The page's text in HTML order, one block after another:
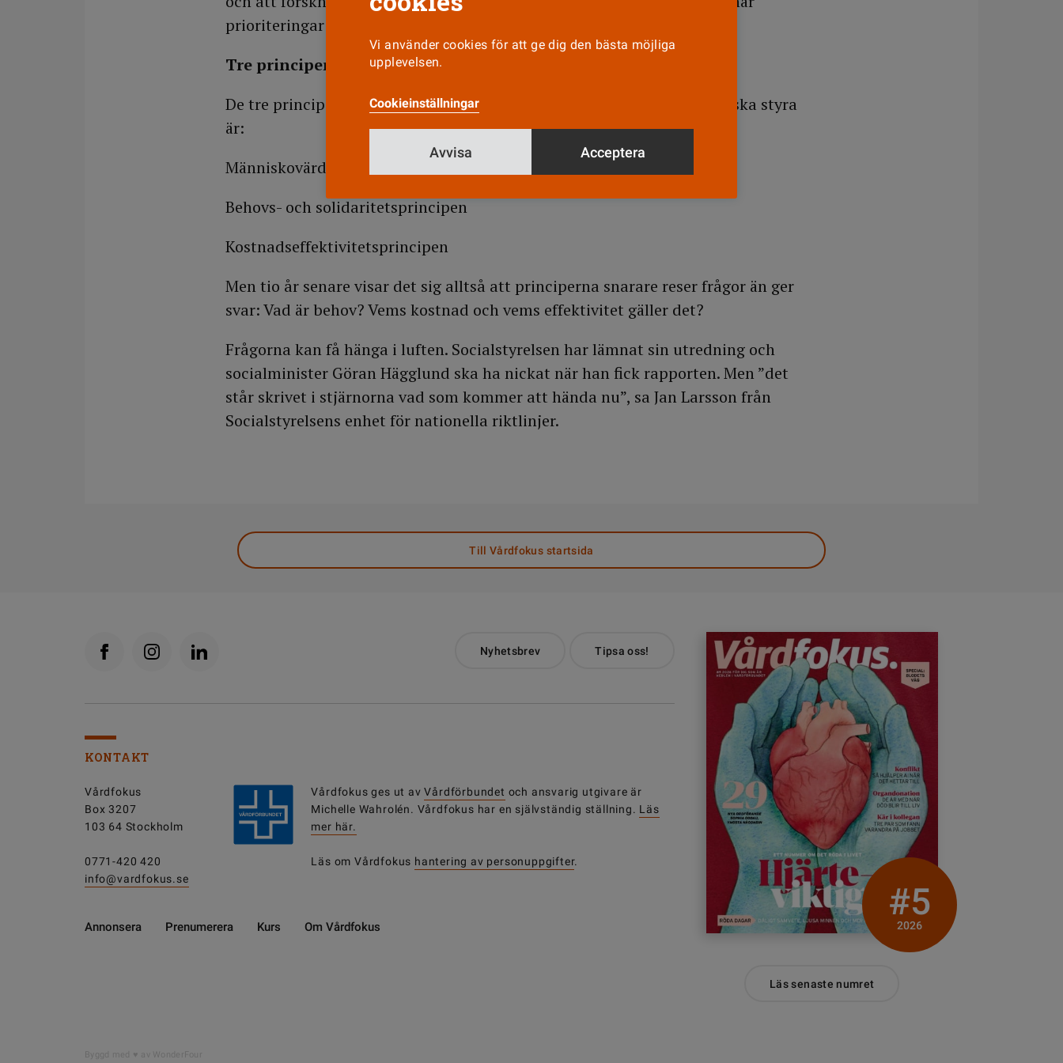
prioriteringar ska göras.
Tre principer ska styra
De tre principer som enligt riksdagens beslut (prositionen1996/97:60) ska styra
är:
Människovärdesprincipen
Behovs- och solidaritetsprincipen
Kostnadseffektivitetsprincipen
Men tio år senare visar det sig alltså att principerna snarare reser frågor än ger
svar: Vad är behov? Vems kostnad och vems effektivitet gäller det?
Frågorna kan få hänga i luften. Socialstyrelsen har lämnat sin utredning och
socialminister Göran Hägglund ska ha nickat när han fick rapporten. Men ”det
står skrivet i stjärnorna vad som kommer att hända nu”, sa Jan Larsson från
Socialstyrelsens enhet för nationella riktlinjer.
Till Vårdfokus startsida
Nyhetsbrev Tipsa oss!
KONTAKT
Vårdfokus
Box 3207
103 64 Stockholm
0771-420 420
info@vardfokus.se
Vårdfokus ges ut avVårdförbundet och ansvarig utgivare är
Michelle Wahrolén. Vårdfokus har en självständig ställning. Läs
mer här.
Läs om Vårdfokus hantering av personuppgifter.
Annonsera Prenumerera Kurs Om Vårdfokus
#5
2026
Läs senaste numret
Byggd med av WonderFour
Vi använder cookies för att ge dig den bästa möjliga
upplevelsen.
Cookieinställningar
Avvisa Acceptera